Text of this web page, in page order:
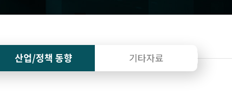
산업/정책 동향 기타자료